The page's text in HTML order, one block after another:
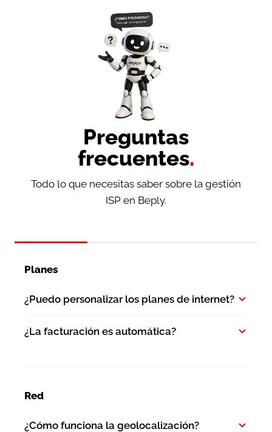
Preguntas
frecuentes.
Todo lo que necesitas saber sobre la gestión
ISP en Beply.
Planes
¿Puedo personalizar los planes de internet?
¿La facturación es automática?
Red
¿Cómo funciona la geolocalización?